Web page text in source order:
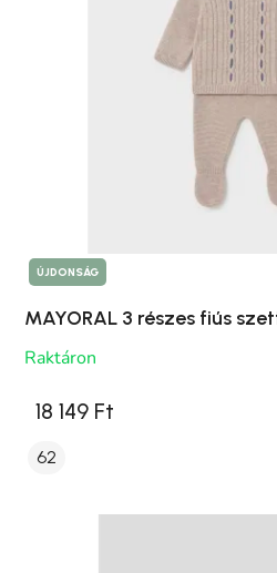
ÚJDONSÁG
MAYORAL 3 részes fiús
Raktáron
18 149 Ft
62